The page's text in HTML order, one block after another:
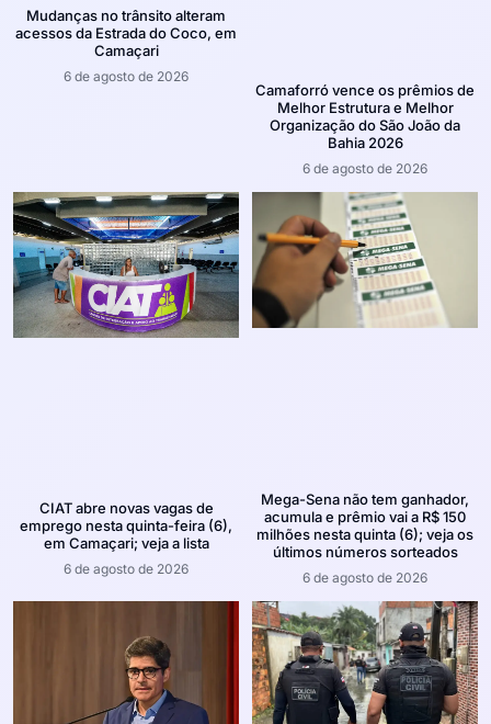
Mudanças no trânsito alteram
acessos da Estrada do Coco, em
Camaçari
6 de agosto de 2026
Camaforró vence os prêmios de
Melhor Estrutura e Melhor
Organização do São João da
Bahia 2026
6 de agosto de 2026
CIAT abre novas vagas de
emprego nesta quinta-feira (6),
em Camaçari; veja a lista
6 de agosto de 2026
Mega-Sena não tem ganhador,
acumula e prêmio vai a R$ 150
milhões nesta quinta (6); veja os
últimos números sorteados
6 de agosto de 2026